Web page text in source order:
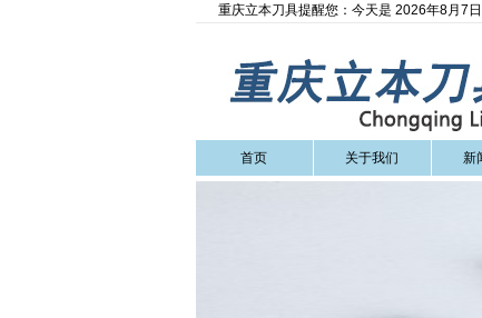
重庆立本刀具提醒您：今天是 2026年8月7
首页 关于我们 新